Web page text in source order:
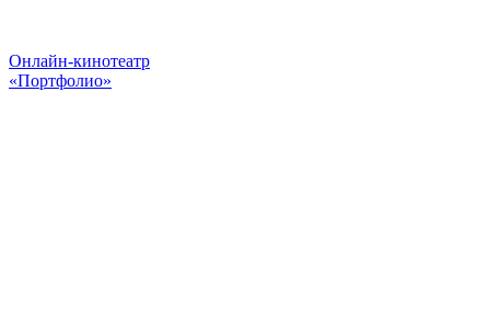
Онлайн-кинотеатр
«Портфолио»